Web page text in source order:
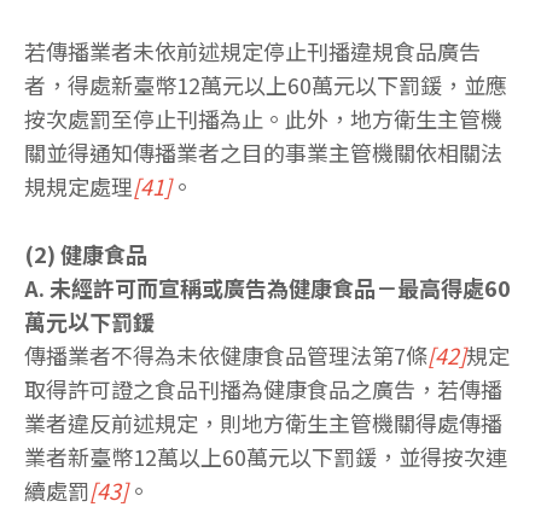
若傳播業者未依前述規定停止刊播違規食品廣告
者，得處新臺幣12萬元以上60萬元以下罰鍰，並應
按次處罰至停止刊播為止。此外，地方衛生主管機
關並得通知傳播業者之目的事業主管機關依相關法
規規定處理[41]。
(2) 健康食品
A. 未經許可而宣稱或廣告為健康食品－最高得處60
萬元以下罰鍰
傳播業者不得為未依健康食品管理法第7條[42]規定
取得許可證之食品刊播為健康食品之廣告，若傳播
業者違反前述規定，則地方衛生主管機關得處傳播
業者新臺幣12萬以上60萬元以下罰鍰，並得按次連
續處罰[43]。